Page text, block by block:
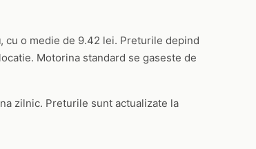
, cu o medie de 9.42 lei. Preturile depind
Motorina standard se gaseste de
zilnic. Preturile sunt actualizate la